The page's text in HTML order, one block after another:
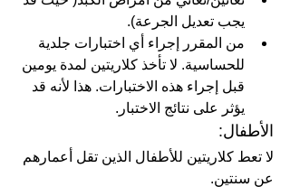
يجب تعديل الجرعة).
من المقرر إجراء أي اختبارات جلدية
للحساسية. لا تأخذ كلاريتين لمدة يومين
قبل إجراء هذه الاختبارات. هذا لأنه قد
يؤثر على نتائج الاختبار.
الأطفال:
لا تعط كلاريتين للأطفال الذين تقل أعمارهم
عن سنتين.